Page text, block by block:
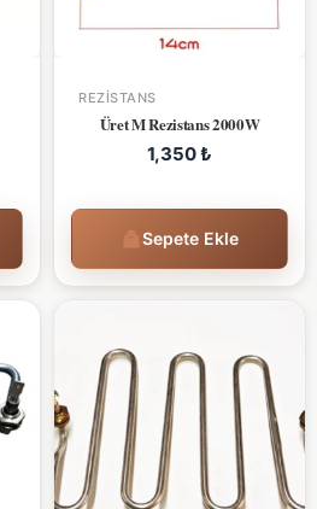
REZISTANS
Üret M Rezistans 2000W
1,350₺
Sepete Ekle